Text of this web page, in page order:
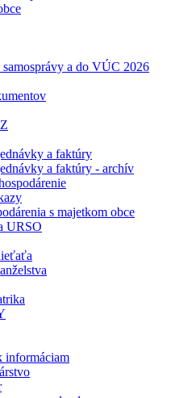
a do VÚC 2026
a faktúry
a faktúry - archív
s majetkom obce
URSO
informáciam